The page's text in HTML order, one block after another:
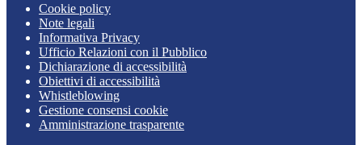
Cookie policy
Note legali
Informativa Privacy
Ufficio Relazioni con il Pubblico
Dichiarazione di accessibilità
Obiettivi di accessibilità
Whistleblowing
Gestione consensi cookie
Amministrazione trasparente